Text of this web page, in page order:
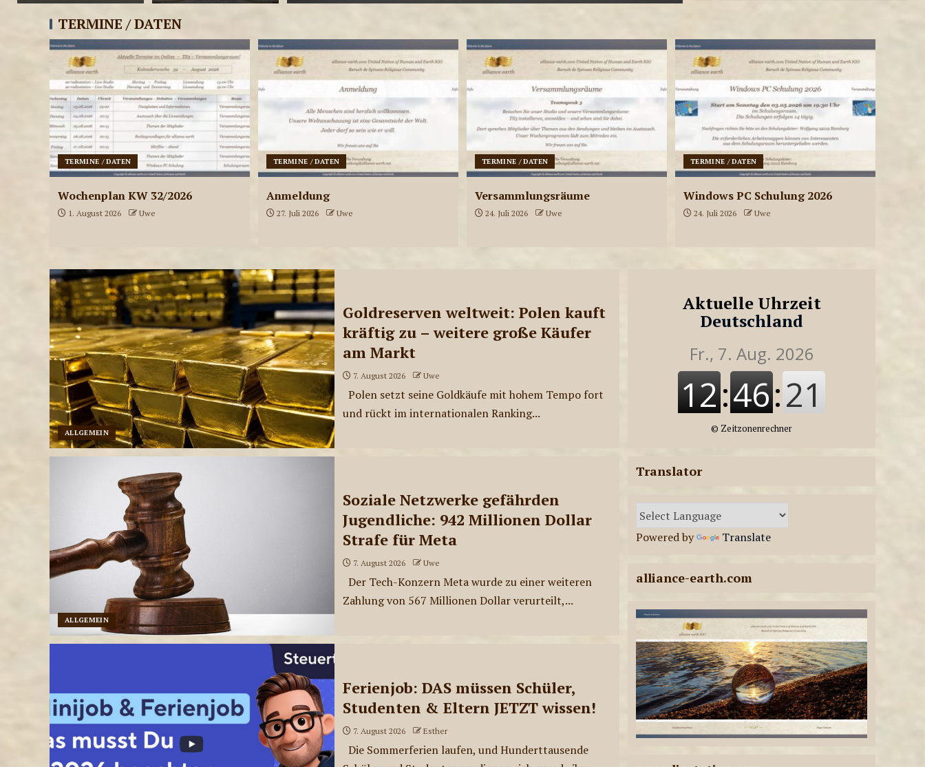
5
ae-radiostation Live-
Sendungen am
03.08.2026
6
LIVE-SENDUNGEN
ae-radiostation Live-
Sendungen am
31.07.2026
LIVE-SENDUNGEN
ae-radiostation Live-
29.07.2026
LIVE-SENDUNGEN
Sendungen am
Sendungen am
11
ae-radiostation Live-
Sendungen am
23.07.2026
12
LIVE-SENDUNGEN
ae-radiostation Live-
Sendungen am
22.07.2026
TERMINE / DATEN
TERMINE / DATEN
Wochenplan KW 32/2026
1. August 2026 Uwe
TERMINE / DATEN
Anmeldung
27. Juli 2026 Uwe
TERMINE / DATEN
Versammlungsräume
24. Juli 2026 Uwe
TERMINE / DATEN
Windows PC Schulung 2026
24. Juli 2026 Uwe
ALLGEMEIN
Goldreserven weltweit: Polen kauft
kräftig zu – weitere große Käufer
am Markt
7. August 2026 Uwe
Polen setzt seine Goldkäufe mit hohem Tempo fort
und rückt im internationalen Ranking...
ALLGEMEIN
Soziale Netzwerke gefährden
Jugendliche: 942 Millionen Dollar
Strafe für Meta
7. August 2026 Uwe
Der Tech-Konzern Meta wurde zu einer weiteren
Zahlung von 567 Millionen Dollar verurteilt,...
Ferienjob: DAS müssen Schüler,
Studenten & Eltern JETZT wissen!
7. August 2026 Esther
Die Sommerferien laufen, und Hunderttausende
Aktuelle Uhrzeit
Deutschland
© Zeitzonenrechner
Translator
Powered by Translate
alliance-earth.com